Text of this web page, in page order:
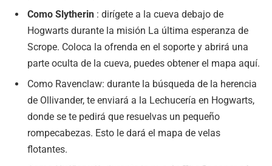
Como Slytherin : dirígete a la cueva debajo de
Hogwarts durante la misión La última esperanza de
Scrope. Coloca la ofrenda en el soporte y abrirá una
parte oculta de la cueva, puedes obtener el mapa aquí.
Como Ravenclaw: durante la búsqueda de la herencia
de Ollivander, te enviará a la Lechucería en Hogwarts,
donde se te pedirá que resuelvas un pequeño
rompecabezas. Esto le dará el mapa de velas
flotantes.